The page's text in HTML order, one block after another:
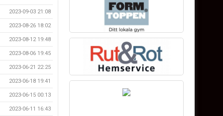
2023-09-03 21:08
2023-08-26 18:02
2023-08-12 19:48
2023-08-06 19:45
2023-06-21 22:25
2023-06-18 19:41
2023-06-15 00:13
2023-06-11 16:43